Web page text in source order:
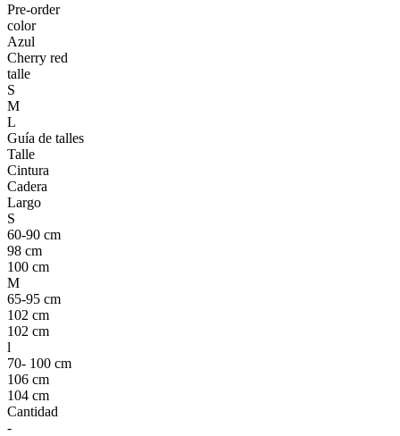
Pre-order
color
Azul
Cherry red
talle
S
M
L
Guía de talles
Talle
Cintura
Cadera
Largo
S
60-90 cm
98 cm
100 cm
M
65-95 cm
102 cm
102 cm
l
70- 100 cm
106 cm
104 cm
Cantidad
-